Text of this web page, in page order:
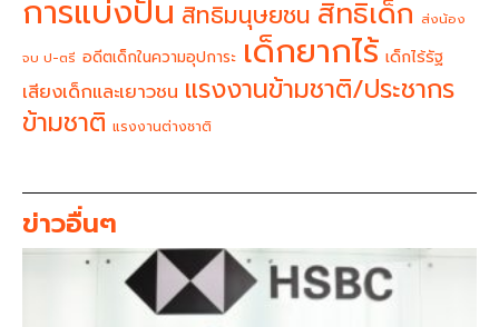
การแบ่งปัน สิทธิมนุษยชน สิทธิเด็ก ส่งน้อง
จบ ป-ตรี อดีตเด็กในความอุปการะ เด็กยากไร้ เด็กไร้รัฐ
เสียงเด็กและเยาวชน แรงงานข้ามชาติ/ประชากร
ข้ามชาติ แรงงานต่างชาติ
ข่าวอื่นๆ